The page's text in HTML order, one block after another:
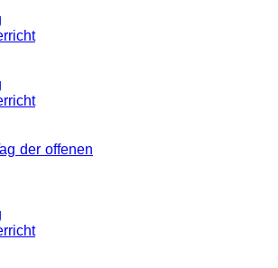
der offenen